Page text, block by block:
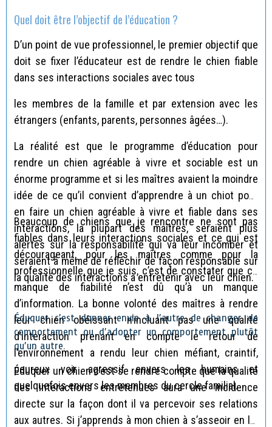
Quel doit être l’objectif de l’éducation ?
D’un point de vue professionnel, le premier objectif que
doit se fixer l’éducateur est de rendre le chien fiable
dans ses interactions sociales avec tous
les membres de la famille et par extension avec les
étrangers (enfants, parents, personnes âgées…).
La réalité est que le programme d’éducation pour
rendre un chien agréable à vivre et sociable est un
énorme programme et si les maîtres avaient la moindre
idée de ce qu’il convient d’apprendre à un chiot pour
en faire un chien agréable à vivre et fiable dans ses
interactions, la plupart des maîtres, seraient plus
alertés sur la responsabilité qui va leur incomber et
seraient à même de réfléchir de façon responsable sur
la qualité des interactions à entretenir avec leur chien.
Beaucoup de chiens que je rencontre ne sont pas
fiables dans leurs interactions sociales et ce qui est
décourageant, pour les maîtres comme pour la
professionnelle que je suis, c’est de constater que ce
manque de fiabilité n’est dû qu’à un manque
d’information. La bonne volonté des maîtres à rendre
leur chien obéissant n’incluant pas une qualité
d’interaction prenant en compte le retour de
l’environnement a rendu leur chien méfiant, craintif,
peureux voir agressif envers les humains et
quelquefois envers les membres du cercle familial.
Éduquer c’est donner envie à l’autre de changer de
comportement ou d’adopter un comportement plutôt
qu’un autre.
Éduquer un chien c’est se rendre compte que la qualité
des interactions entretenues aura une incidence
directe sur la façon dont il va percevoir ses relations
aux autres. Si j’apprends à mon chien à s’asseoir en lui